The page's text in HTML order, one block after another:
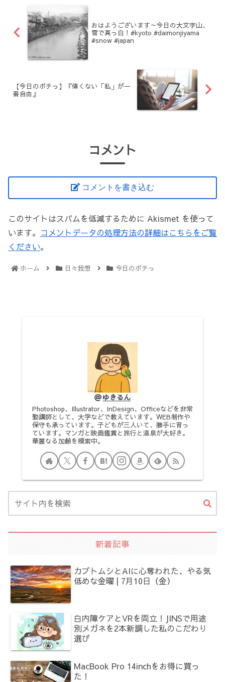
おはようございます～今日の大文字山、
雪で真っ白！#kyoto #daimonjiyama
#snow #japan
【今日のポチっ】『偉くない「私」が一
番自由』
コメント
コメントを書き込む
このサイトはスパムを低減するために Akismet を使って
います。 コメントデータの処理方法の詳細はこちらをご覧
ください。
ホーム 日々我想 今日のポチっ
ゆきるん
Photoshop、Illustrator、InDesign、Officeなどを非常
勤講師として、大学などで教えています。WEB制作や
保守も承っています。子どもが三人いて、勝手に育っ
ています。マンガと映画鑑賞と旅行と温泉が大好き。
華麗なる加齢を模索中。
新着記事
カブトムシとAIに心奪われた、やる気
低めな金曜 | 7月10日（金）
白内障ケアとVRを両立！JINSで用途
別メガネを2本新調した私のこだわり
選び
MacBook Pro 14inchをお得に買っ
た！